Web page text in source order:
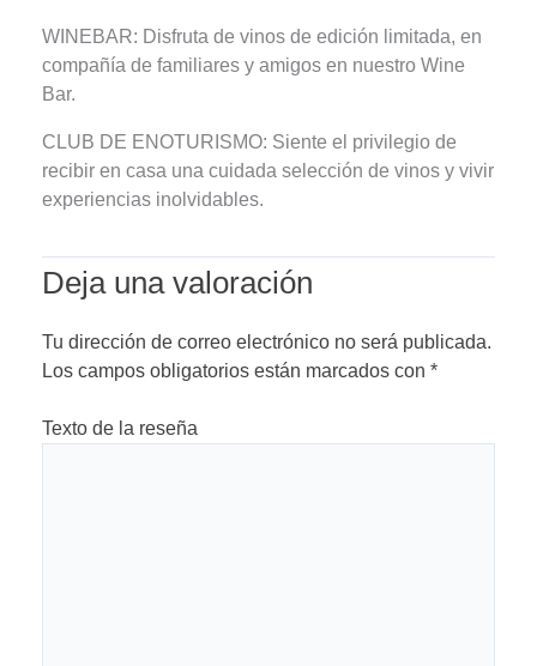
WINEBAR: Disfruta de vinos de edición limitada, en
compañía de familiares y amigos en nuestro Wine
Bar.
CLUB DE ENOTURISMO: Siente el privilegio de
recibir en casa una cuidada selección de vinos y vivir
experiencias inolvidables.
Deja una valoración
Tu dirección de correo electrónico no será publicada.
Los campos obligatorios están marcados con *
Texto de la reseña